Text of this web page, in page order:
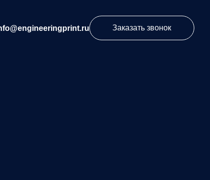
Заказать звонок